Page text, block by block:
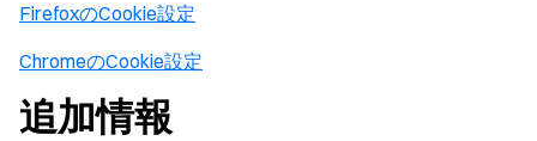
FirefoxのCookie設定
ChromeのCookie設定
追加情報